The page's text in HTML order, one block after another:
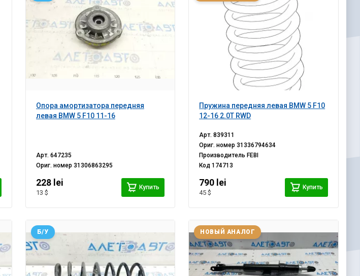
Опора амортизатора передняя
левая BMW 5 F10 11-16
Арт. 647235
Ориг. номер 31306863295
228 lei
13 $
Купить
Пружина передняя левая BMW 5 F10
12-16 2.0T RWD
Арт.839311
Ориг. номер31336794634
Производитель FEBI
Код174713
790 lei
45 $
Купить
Б/У НОВЫЙ АНАЛОГ